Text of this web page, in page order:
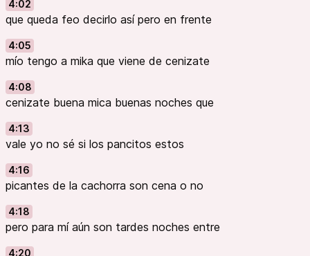
4:02
que queda feo decirlo así pero en frente
4:05
mío tengo a mika que viene de cenizate
4:08
cenizate buena mica buenas noches que
4:13
vale yo no sé si los pancitos estos
4:16
picantes de la cachorra son cena o no
4:18
pero para mí aún son tardes noches entre
4:20